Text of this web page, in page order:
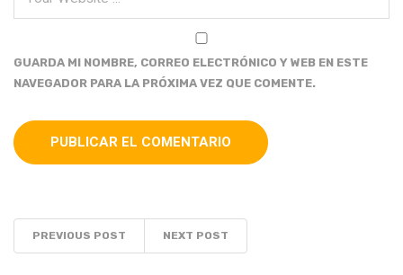
GUARDA MI NOMBRE, CORREO ELECTRÓNICO Y WEB EN ESTE
NAVEGADOR PARA LA PRÓXIMA VEZ QUE COMENTE.
PREVIOUS POST NEXT POST